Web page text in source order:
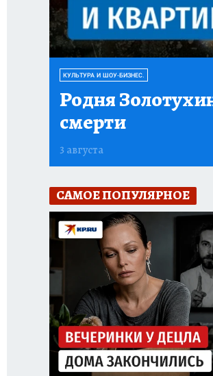
КУЛЬТУРА И ШОУ-БИЗНЕС.
Родня
смерти
3 августа
САМОЕ ПОПУЛЯРНОЕ